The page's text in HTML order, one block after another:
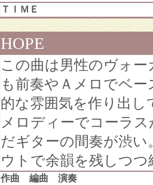
ＴＩＭＥ
HOPE
この曲は男性のヴォ
も前奏やＡメロでベ
的な雰囲気を作り出
メロディーでコーラ
だギターの間奏が渋
ウトで余韻を残しつ
作曲 編曲 演奏